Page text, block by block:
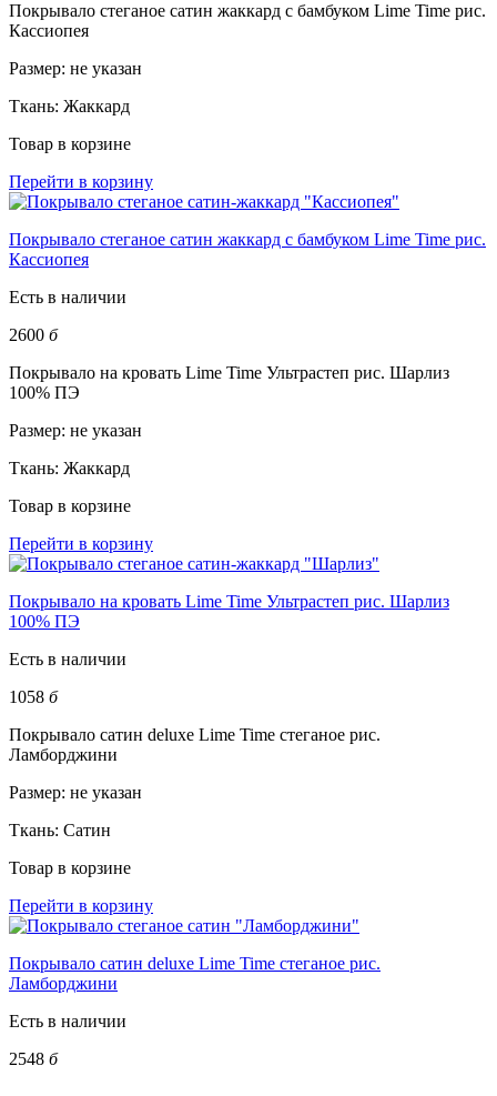
Покрывало стеганое сатин жаккард с бамбуком Lime Time рис.
Кассиопея
Размер: не указан
Ткань: Жаккард
Товар в корзине
Перейти в корзину
Покрывало стеганое сатин жаккард с бамбуком Lime Time рис.
Кассиопея
Есть в наличии
2600 б
Покрывало на кровать Lime Time Ультрастеп рис. Шарлиз
100% ПЭ
Размер: не указан
Ткань: Жаккард
Товар в корзине
Перейти в корзину
Покрывало на кровать Lime Time Ультрастеп рис. Шарлиз
100% ПЭ
Есть в наличии
1058 б
Покрывало сатин deluxe Lime Time стеганое рис.
Ламборджини
Размер: не указан
Ткань: Сатин
Товар в корзине
Перейти в корзину
Покрывало сатин deluxe Lime Time стеганое рис.
Ламборджини
Есть в наличии
2548 б